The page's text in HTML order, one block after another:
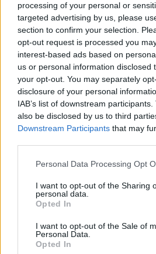
processing of your personal or
targeted advertising by us, please
section to confirm your selection.
opt-out request is processed you
interest-based ads based on
us or personal information disclosed
your opt-out. You may separately
disclosure of your personal
IAB’s list of downstream
also be disclosed by us to third
Downstream Participants that may
Please note that this website/app
not limited to your visit or usage
grant or deny consent to Google and
use your data for below specified
consent section.
Personal Data Processing Opt
I want to opt-out of the Sharing
personal data.
Opted In
I want to opt-out of the Sale of
Personal Data.
Opted In
MEGSZÜNTETTÉK A
FELJELENTÉSBEN, AMIT A
KAPCSÁN NÉMETH MARTIN
A politikus jelölt akkor úgy
beavatkozás történt, amiben akár a
lehetett.